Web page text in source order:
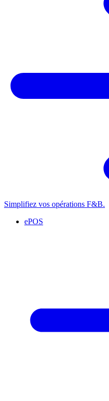
Simplifiez vos opérations F&B.
ePOS